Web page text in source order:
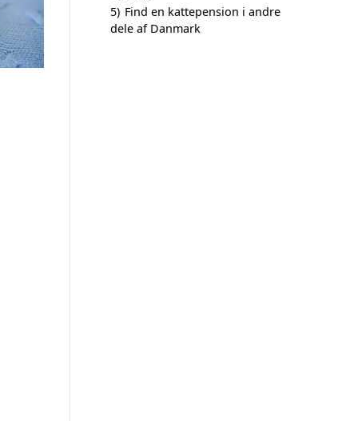
5) Find en kattepension i andre
dele af Danmark